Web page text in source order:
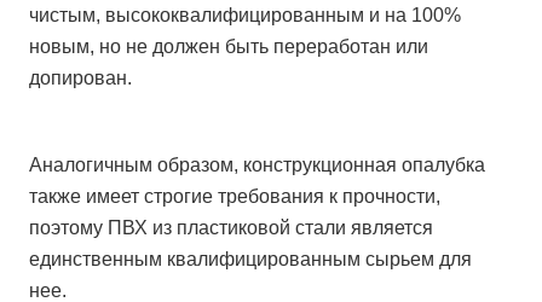
чистым, высококвалифицированным и на 100%
новым, но не должен быть переработан или
допирован.
Аналогичным образом, конструкционная опалубка
также имеет строгие требования к прочности,
поэтому ПВХ из пластиковой стали является
единственным квалифицированным сырьем для
нее.